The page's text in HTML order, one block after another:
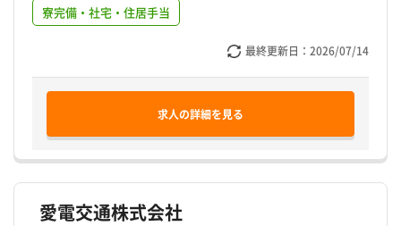
寮完備・社宅・住居手当
最終更新日： 2026/07/14
求人の詳細を見る
愛電交通株式会社